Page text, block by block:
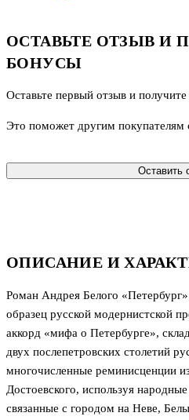
ОПИСАНИЕ И
Роман Андрея Белого
образец русской модернистской
аккорд «мифа о Петербурге»,
двух послепетровских столетий
многочисленные реминисценции
Достоевского, используя
связанные с городом на Неве,
ОСТАВЬТЕ ОТЗЫВ И
БОНУСЫ
Оставьте первый отзыв и
Это поможет другим покупателям
Оставить